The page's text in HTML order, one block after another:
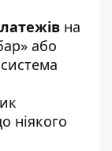
на
або
ніякого